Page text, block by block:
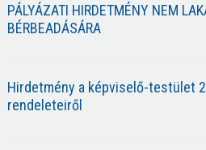
PÁLYÁZATI HIRDETMÉNY NEM
BÉRBEADÁSÁRA
Hirdetmény a képviselő-testület
rendeleteiről